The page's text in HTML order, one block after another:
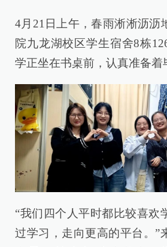
4月21日上午，春雨淅淅沥沥
院九龙湖校区学生宿舍8栋
学正坐在书桌前，认真准备着
“我们四个人平时都比较喜欢
过学习，走向更高的平台。”